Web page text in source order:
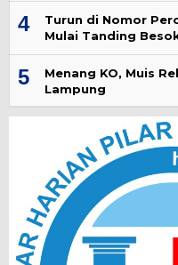
4
Turun di Nomor
Mulai Tanding
5
Menang KO, Muis
Lampung